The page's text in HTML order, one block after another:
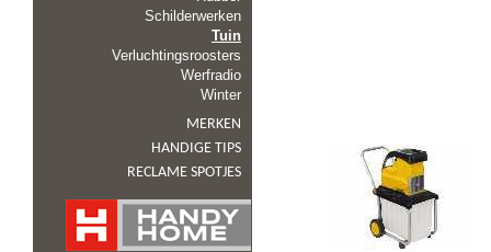
Schilderwerken
Tuin
Verluchtingsroosters
Werfradio
Winter
MERKEN
HANDIGE TIPS
RECLAME SPOTJES